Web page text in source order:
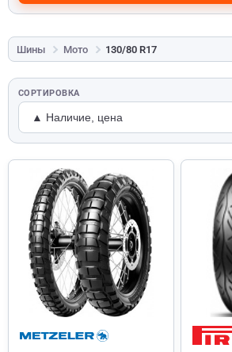
Шины Мото 130/80 R17
СОРТИРОВКА